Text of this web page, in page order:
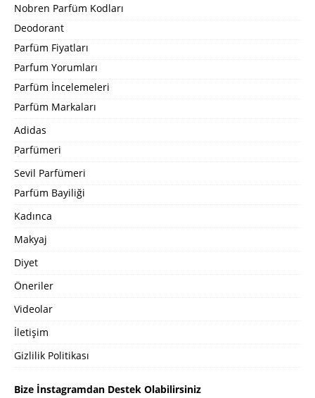
Nobren Parfüm Kodları
Deodorant
Parfüm Fiyatları
Parfum Yorumları
Parfüm İncelemeleri
Parfüm Markaları
Adidas
Parfümeri
Sevil Parfümeri
Parfüm Bayiliği
Kadınca
Makyaj
Diyet
Öneriler
Videolar
İletişim
Gizlilik Politikası
Bize İnstagramdan Destek Olabilirsiniz